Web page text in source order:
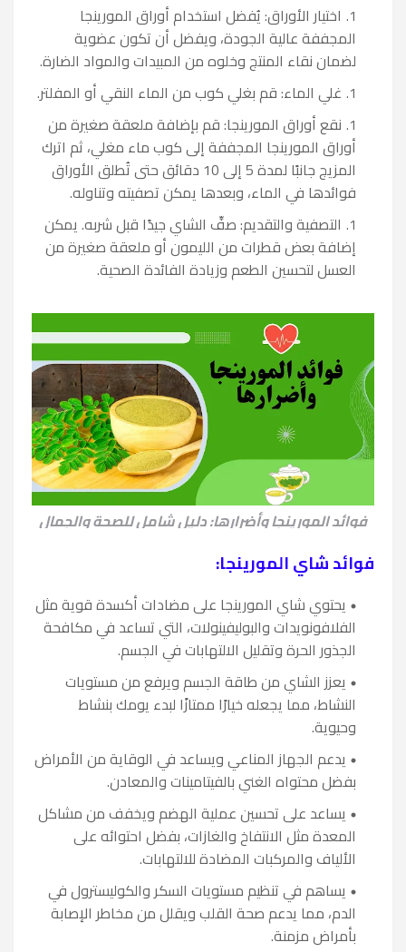
اختيار الأوراق: يُفضل استخدام أوراق المورينجا
المجففة عالية الجودة، ويفضل أن تكون عضوية
لضمان نقاء المنتج وخلوه من المبيدات والمواد الضارة.
غلي الماء: قم بغلي كوب من الماء النقي أو المفلتر.
نقع أوراق المورينجا: قم بإضافة ملعقة صغيرة من
أوراق المورينجا المجففة إلى كوب ماء مغلي، ثم اترك
المزيج جانبًا لمدة 5 إلى 10 دقائق حتى تُطلق الأوراق
فوائدها في الماء، وبعدها يمكن تصفيته وتناوله.
التصفية والتقديم: صفِّ الشاي جيدًا قبل شربه. يمكن
إضافة بعض قطرات من الليمون أو ملعقة صغيرة من
العسل لتحسين الطعم وزيادة الفائدة الصحية.
فوائد المورينجا وأضرارها: دليل شامل للصحة والجمال
فوائد شاي المورينجا:
يحتوي شاي المورينجا على مضادات أكسدة قوية مثل
الفلافونويدات والبوليفينولات، التي تساعد في مكافحة
الجذور الحرة وتقليل الالتهابات في الجسم.
يعزز الشاي من طاقة الجسم ويرفع من مستويات
النشاط، مما يجعله خيارًا ممتازًا لبدء يومك بنشاط
وحيوية.
يدعم الجهاز المناعي ويساعد في الوقاية من الأمراض
بفضل محتواه الغني بالفيتامينات والمعادن.
يساعد على تحسين عملية الهضم ويخفف من مشاكل
المعدة مثل الانتفاخ والغازات، بفضل احتوائه على
الألياف والمركبات المضادة للالتهابات.
يساهم في تنظيم مستويات السكر والكوليسترول في
الدم، مما يدعم صحة القلب ويقلل من مخاطر الإصابة
بأمراض مزمنة.